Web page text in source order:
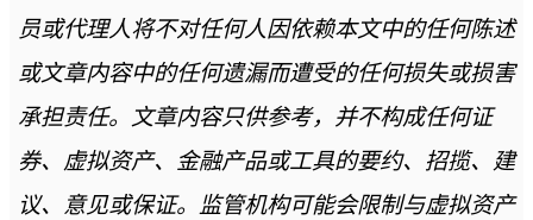
员或代理人将不对任何人因依赖本文中的任何陈述
或文章内容中的任何遗漏而遭受的任何损失或损害
承担责任。文章内容只供参考，并不构成任何证
券、虚拟资产、金融产品或工具的要约、招揽、建
议、意见或保证。监管机构可能会限制与虚拟资产